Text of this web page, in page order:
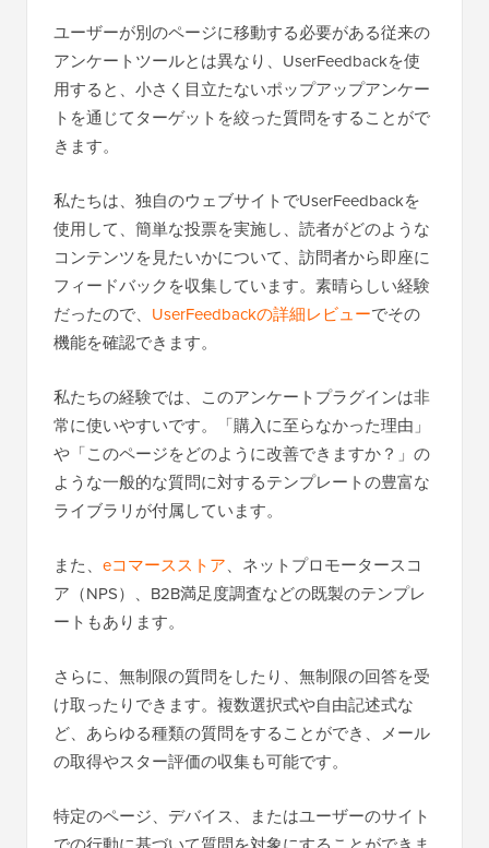
ユーザーが別のページに移動する必要がある従来の
アンケートツールとは異なり、UserFeedbackを使
用すると、小さく目立たないポップアップアンケー
トを通じてターゲットを絞った質問をすることがで
きます。
私たちは、独自のウェブサイトでUserFeedbackを
使用して、簡単な投票を実施し、読者がどのような
コンテンツを見たいかについて、訪問者から即座に
フィードバックを収集しています。素晴らしい経験
だったので、 UserFeedbackの詳細レビューでその
機能を確認できます。
私たちの経験では、このアンケートプラグインは非
常に使いやすいです。「購入に至らなかった理由」
や「このページをどのように改善できますか？」の
ような一般的な質問に対するテンプレートの豊富な
ライブラリが付属しています。
また、 eコマースストア、ネットプロモータースコ
ア（NPS）、B2B満足度調査などの既製のテンプレ
ートもあります。
さらに、無制限の質問をしたり、無制限の回答を受
け取ったりできます。複数選択式や自由記述式な
ど、あらゆる種類の質問をすることができ、メール
の取得やスター評価の収集も可能です。
特定のページ、デバイス、またはユーザーのサイト